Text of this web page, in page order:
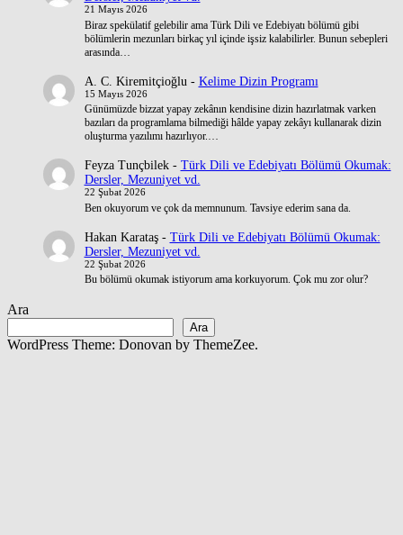
21 Mayıs 2026
Biraz spekülatif gelebilir ama Türk Dili ve Edebiyatı bölümü gibi
bölümlerin mezunları birkaç yıl içinde işsiz kalabilirler. Bunun sebepleri
arasında…
A. C. Kiremitçioğlu - Kelime Dizin Programı
15 Mayıs 2026
Günümüzde bizzat yapay zekânın kendisine dizin hazırlatmak varken
bazıları da programlama bilmediği hâlde yapay zekâyı kullanarak dizin
oluşturma yazılımı hazırlıyor.…
Feyza Tunçbilek- Türk Dili ve Edebiyatı Bölümü Okumak:
Dersler, Mezuniyet vd.
22 Şubat 2026
Ben okuyorum ve çok da memnunum. Tavsiye ederim sana da.
Hakan Karataş- Türk Dili ve Edebiyatı Bölümü Okumak:
Dersler, Mezuniyet vd.
22 Şubat 2026
Bu bölümü okumak istiyorum ama korkuyorum. Çok mu zor olur?
Ara
Ara
WordPress Theme: Donovan by ThemeZee.